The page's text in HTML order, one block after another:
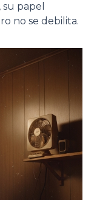
papel
no se debilita.